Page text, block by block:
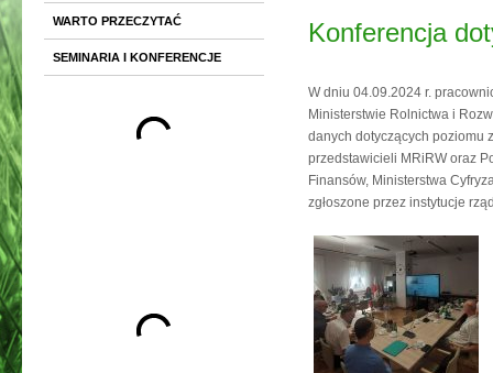
WARTO PRZECZYTAĆ
SEMINARIA I KONFERENCJE
Konferencja
W dniu 04.09.2024 r.
Ministerstwie Rolnictwa i
danych dotyczących poziomu
przedstawicieli MRiRW oraz
Finansów, Ministerstwa
zgłoszone przez instytucje